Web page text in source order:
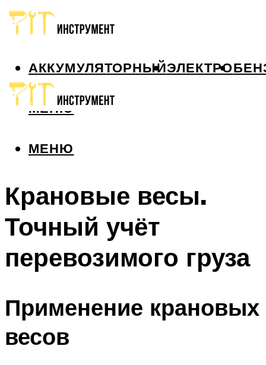
АККУМУЛЯТОРНЫЙЭЛЕКТРО
МЕНЮ
МЕНЮ
Крановые весы.
Точный учёт
перевозимого груза
Применение крановых
весов